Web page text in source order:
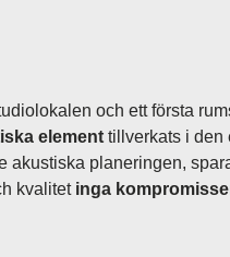
och ett första
element tillverkats i den
akustiska planeringen,
kvalitet inga